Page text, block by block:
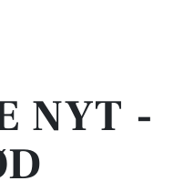
NYT -